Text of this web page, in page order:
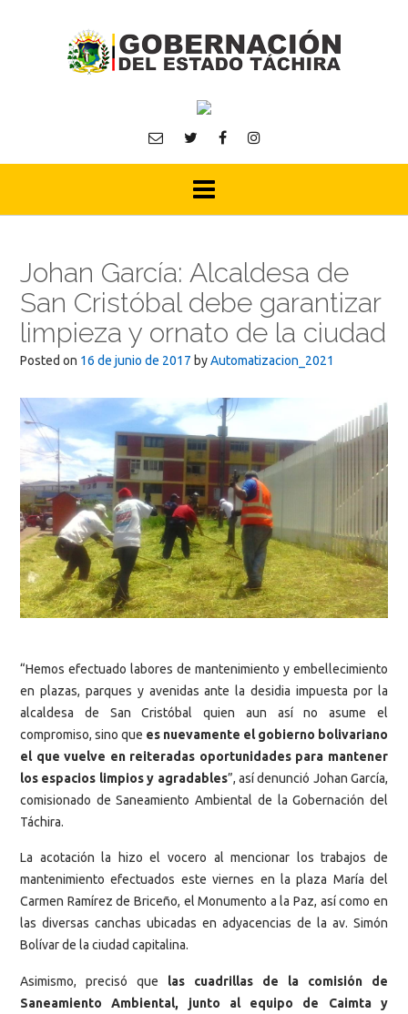
Johan García: Alcaldesa de
San Cristóbal debe garantizar
limpieza y ornato de la ciudad
Posted on 16 de junio de 2017 byAutomatizacion_2021
“Hemos efectuado labores de mantenimiento y embellecimiento
en plazas, parques y avenidas ante la desidia impuesta por la
alcaldesa de San Cristóbal quien aun así no asume el
compromiso, sino que es nuevamente el gobierno bolivariano
el que vuelve en reiteradas oportunidades para mantener
los espacios limpios y agradables”, así denunció Johan García,
comisionado de Saneamiento Ambiental de la Gobernación del
Táchira.
La acotación la hizo el vocero al mencionar los trabajos de
mantenimiento efectuados este viernes en la plaza María del
Carmen Ramírez de Briceño, el Monumento a la Paz, así como en
las diversas canchas ubicadas en adyacencias de la av. Simón
Bolívar de la ciudad capitalina.
Asimismo, precisó que las cuadrillas de la comisión de
Saneamiento Ambiental, junto al equipo de Caimta y